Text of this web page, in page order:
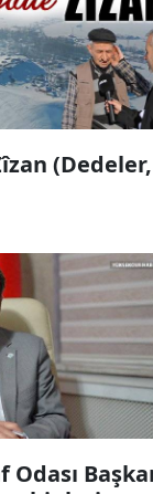
(Dedeler,
Odası